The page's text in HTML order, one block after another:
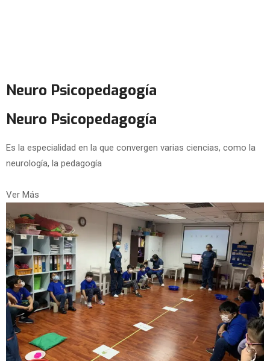
Neuro Psicopedagogía
Neuro Psicopedagogía
Es la especialidad en la que convergen varias ciencias, como la
neurología, la pedagogía
Ver Más